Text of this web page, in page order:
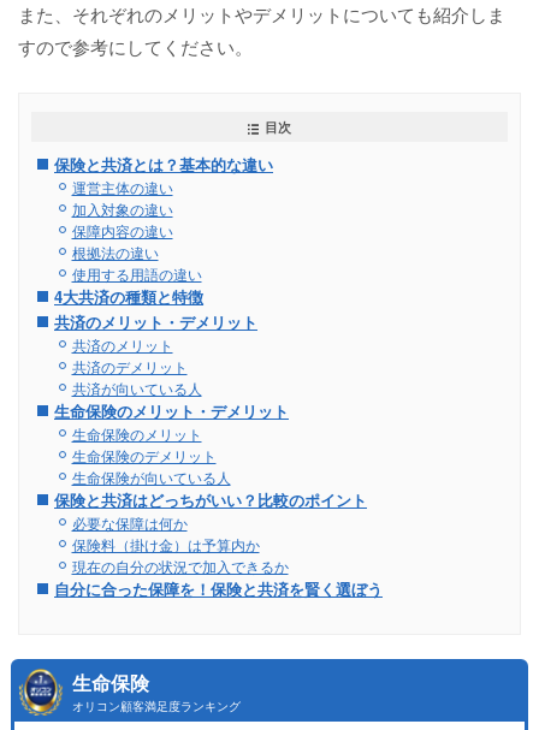
また、それぞれのメリットやデメリットについても紹介しま
すので参考にしてください。
目次
保険と共済とは？基本的な違い
運営主体の違い
加入対象の違い
保障内容の違い
根拠法の違い
使用する用語の違い
4大共済の種類と特徴
共済のメリット・デメリット
共済のメリット
共済のデメリット
共済が向いている人
生命保険のメリット・デメリット
生命保険のメリット
生命保険のデメリット
生命保険が向いている人
保険と共済はどっちがいい？比較のポイント
必要な保障は何か
保険料（掛け金）は予算内か
現在の自分の状況で加入できるか
自分に合った保障を！保険と共済を賢く選ぼう
生命保険
オリコン顧客満足度ランキング